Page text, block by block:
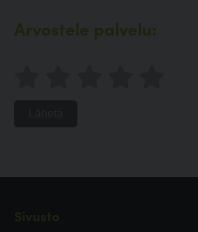
Arvostele palvelu: